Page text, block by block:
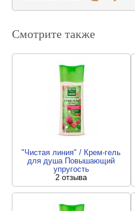
Смотрите также
"Чистая линия" / Крем-гель
для душа Повышающий
упругость
2 отзыва